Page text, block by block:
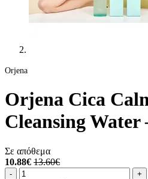
Orjena
Orjena Cica
Cleansing Water
Σε απόθεμα
10.88€ 13.60€
Ποσότητα
-product.increase.quantity +